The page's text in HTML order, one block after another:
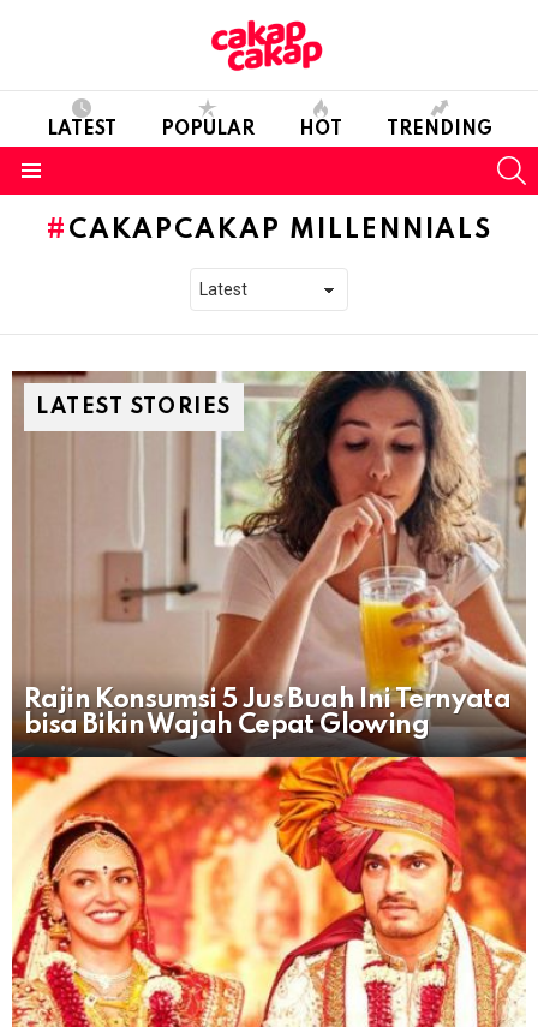
LATEST POPULAR HOT TRENDING
CAKAPCAKAP MILLENNIALS
LATEST STORIES
Rajin Konsumsi 5 Jus Buah Ini Ternyata
bisa Bikin Wajah Cepat Glowing